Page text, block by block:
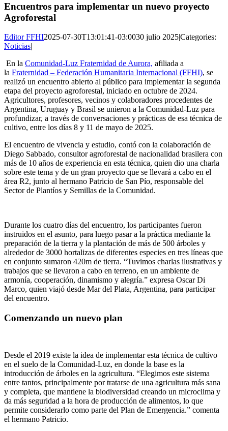
Encuentros para implementar un nuevo proyecto
Agroforestal
Editor FFHI2025-07-30T13:01:41-03:0030 julio 2025|Categories:
Noticias|
En la Comunidad-Luz Fraternidad de Aurora, afiliada a
la Fraternidad – Federación Humanitaria Internacional (FFHI), se
realizó un encuentro abierto al público para implementar la segunda
etapa del proyecto agroforestal, iniciado en octubre de 2024.
Agricultores, profesores, vecinos y colaboradores procedentes de
Argentina, Uruguay y Brasil se unieron a la Comunidad-Luz para
profundizar, a través de conversaciones y prácticas de esa técnica de
cultivo, entre los días 8 y 11 de mayo de 2025.
El encuentro de vivencia y estudio, contó con la colaboración de
Diego Sabbado, consultor agroforestal de nacionalidad brasilera con
más de 10 años de experiencia en esta técnica, quien dio una charla
sobre este tema y de un gran proyecto que se llevará a cabo en el
área R2, junto al hermano Patricio de San Pío, responsable del
Sector de Plantíos y Semillas de la Comunidad.
Durante los cuatro días del encuentro, los participantes fueron
instruidos en el asunto, para luego pasar a la práctica mediante la
preparación de la tierra y la plantación de más de 500 árboles y
alrededor de 3000 hortalizas de diferentes especies en tres líneas que
en conjunto sumaron 420m de tierra. “Tuvimos charlas ilustrativas y
trabajos que se llevaron a cabo en terreno, en un ambiente de
armonía, cooperación, dinamismo y alegría.” expresa Oscar Di
Marco, quien viajó desde Mar del Plata, Argentina, para participar
del encuentro.
Comenzando un nuevo plan
Desde el 2019 existe la idea de implementar esta técnica de cultivo
en el suelo de la Comunidad-Luz, en donde la base es la
introducción de árboles en la agricultura. “Elegimos este sistema
entre tantos, principalmente por tratarse de una agricultura más sana
y completa, que mantiene la biodiversidad creando un microclima y
da más seguridad a la hora de producción de alimentos, lo que
permite considerarlo como parte del Plan de Emergencia.” comenta
el hermano Patricio.